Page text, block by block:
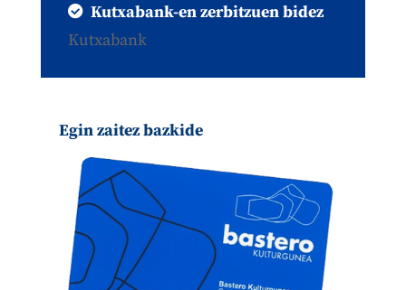
Kutxabank-en zerbitzuen bidez
Kutxabank
Egin zaitez bazkide